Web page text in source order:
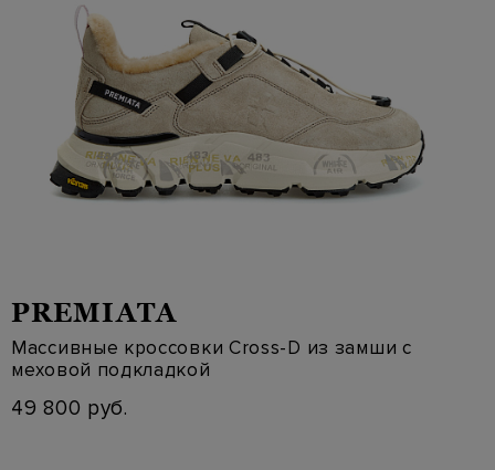
PREMIATA
Массивные кроссовки Cross-D из замши с
меховой подкладкой
49 800 руб.